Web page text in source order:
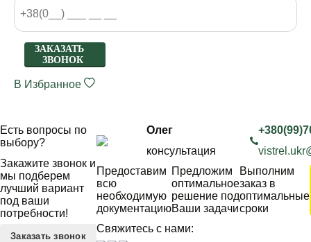
ЗАКАЗАТЬ
ЗВОНОК
В Избранное
Есть вопросы по
выбору?
Закажите звонок и
мы подберем
лучший вариант
под ваши
потребности!
Заказать звонок
Олег
консультация
Предоставим
всю
необходимую
документацию
Предложим
оптимальное
решение под
Ваши задачи
Выполним
заказ в
оптимальные
сроки
Свяжитесь с нами: